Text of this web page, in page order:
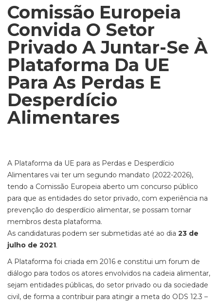
Comissão Europeia
Convida O Setor
Privado A Juntar-Se À
Plataforma Da UE
Para As Perdas E
Desperdício
Alimentares
A Plataforma da UE para as Perdas e Desperdício
Alimentares vai ter um segundo mandato (2022-2026),
tendo a Comissão Europeia aberto um concurso público
para que as entidades do setor privado, com experiência na
prevenção do desperdício alimentar, se possam tornar
membros desta plataforma.
As candidaturas podem ser submetidas até ao dia 23 de
julho de 2021.
A Plataforma foi criada em 2016 e constitui um forum de
diálogo para todos os atores envolvidos na cadeia alimentar,
sejam entidades públicas, do setor privado ou da sociedade
civil, de forma a contribuir para atingir a meta do ODS 12.3 –